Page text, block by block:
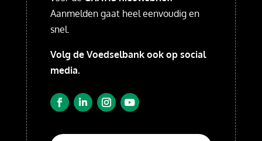
Aanmelden gaat heel eenvoudig en
snel.
Volg de Voedselbank ook op social
media.